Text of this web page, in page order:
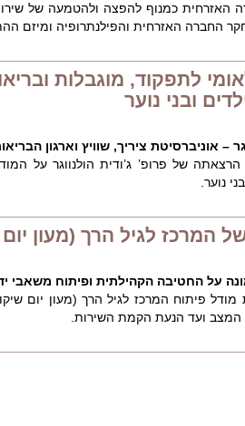
האזרחית כמנוף להפצה ולהטמעה של
החברה האזרחית והפילנתרופיה ומיזם
ובני נוער
– אוניברסיטת ציריך, שוויץ וארגון
של פרופ’ ג’ודית הולנווגר על
נוער.
המרכז לגיל הרך (מעון
על החטיבה הקהילתית ופיתוח משאבי
פיתוח המרכז לגיל הרך (מעון יום
המצב ועד הנעת הקמת השירות.